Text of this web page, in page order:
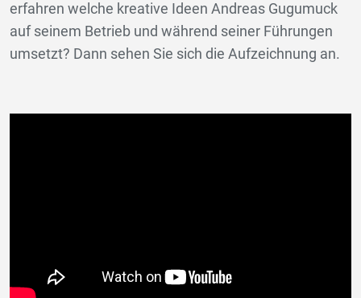
erfahren welche kreative Ideen Andreas Gugumuck
auf seinem Betrieb und während seiner Führungen
umsetzt? Dann sehen Sie sich die Aufzeichnung an.